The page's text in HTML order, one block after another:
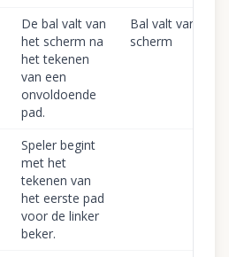
De bal valt van
het scherm na
het tekenen
van een
onvoldoende
pad.
Bal valt van het
scherm
Speler begint
met het
tekenen van
het eerste pad
voor de linker
beker.